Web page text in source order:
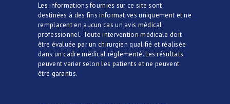
Les informations fournies sur ce site sont
destinées à des fins informatives uniquement et ne
remplacent en aucun cas un avis médical
professionnel. Toute intervention médicale doit
être évaluée par un chirurgien qualifié et réalisée
dans un cadre médical réglementé. Les résultats
peuvent varier selon les patients et ne peuvent
être garantis.